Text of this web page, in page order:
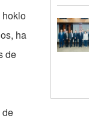
hoklo
ha
de
de